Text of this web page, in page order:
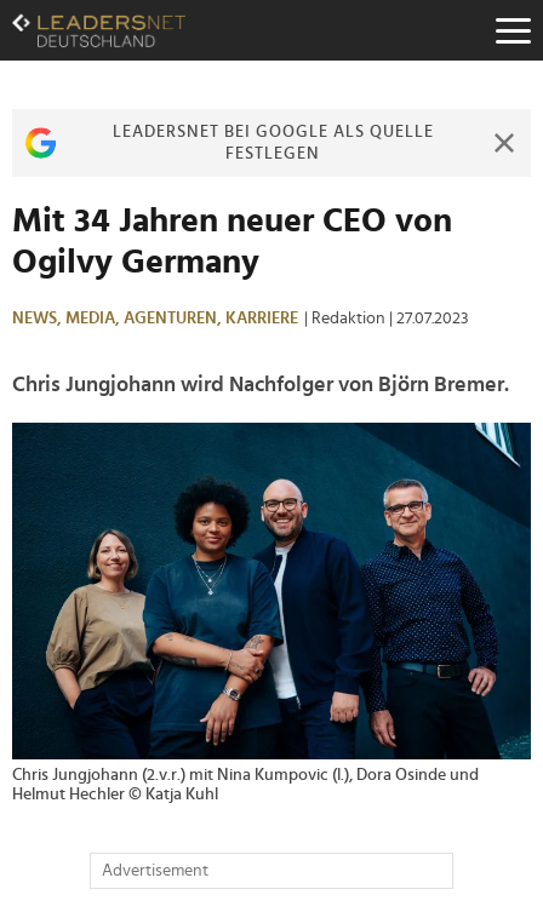
Zum
Inhalt
Zur
Zur
LEADERSNET BEI GOOGLE ALS QUELLE
FESTLEGEN
Mit 34 Jahren neuer CEO von
Ogilvy Germany
NEWS, MEDIA, AGENTUREN, KARRIERE | Redaktion | 27.07.2023
Chris Jungjohann wird Nachfolger von Björn Bremer.
Chris Jungjohann (2.v.r.) mit Nina Kumpovic (l.), Dora Osinde und
Helmut Hechler © Katja Kuhl
Advertisement